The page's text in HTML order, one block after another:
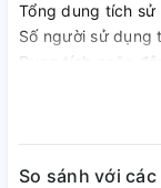
Tổng dung tích
Số người sử dụng
Dung tích ngăn
Dung tích ngăn
Kiểu tủ lạnh:
So sánh với